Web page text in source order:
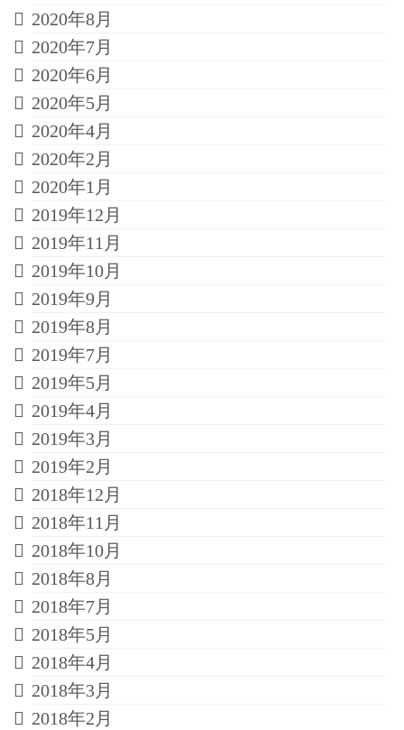
2020年8月
2020年7月
2020年6月
2020年5月
2020年4月
2020年2月
2020年1月
2019年12月
2019年11月
2019年10月
2019年9月
2019年8月
2019年7月
2019年5月
2019年4月
2019年3月
2019年2月
2018年12月
2018年11月
2018年10月
2018年8月
2018年7月
2018年5月
2018年4月
2018年3月
2018年2月